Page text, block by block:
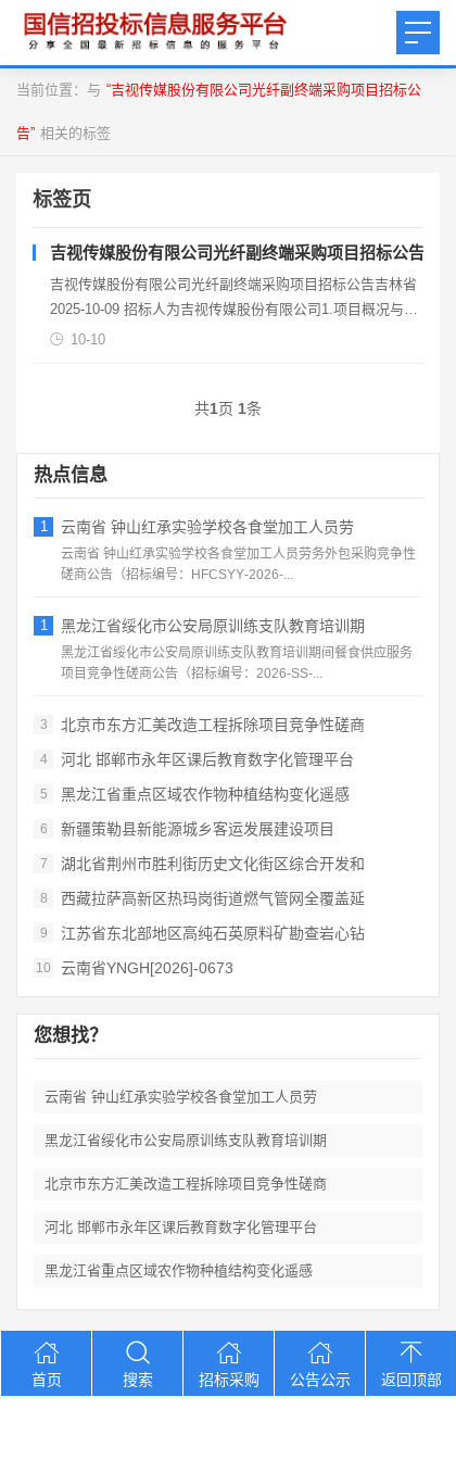
当前位置：与 “吉视传媒股份有限公司光纤副终端采购项目招标公
告” 相关的标签
标签页
吉视传媒股份有限公司光纤副终端采购项目招标公告
吉视传媒股份有限公司光纤副终端采购项目招标公告吉林省
2025-10-09 招标人为吉视传媒股份有限公司1.项目概况与招
标内容1.1项目概况项目名称：吉视传媒股份
10-10
共1页 1条
热点信息
1 云南省 钟山红承实验学校各食堂加工人员劳
云南省 钟山红承实验学校各食堂加工人员劳务外包采购竞争性
磋商公告（招标编号：HFCSYY‑2026‑...
1 黑龙江省绥化市公安局原训练支队教育培训期
黑龙江省绥化市公安局原训练支队教育培训期间餐食供应服务
项目竞争性磋商公告（招标编号：2026‑SS‑...
3 北京市东方汇美改造工程拆除项目竞争性磋商
4 河北 邯郸市永年区课后教育数字化管理平台
5 黑龙江省重点区域农作物种植结构变化遥感
6 新疆策勒县新能源城乡客运发展建设项目
7 湖北省荆州市胜利街历史文化街区综合开发和
8 西藏拉萨高新区热玛岗街道燃气管网全覆盖延
9 江苏省东北部地区高纯石英原料矿勘查岩心钻
10 云南省YNGH[2026]-0673
您想找？
云南省 钟山红承实验学校各食堂加工人员劳
黑龙江省绥化市公安局原训练支队教育培训期
北京市东方汇美改造工程拆除项目竞争性磋商
河北 邯郸市永年区课后教育数字化管理平台
黑龙江省重点区域农作物种植结构变化遥感
Copyright © 2012-2026 中招招标网 版权所有 网站备案号：京
ICP备2023026371号-2
首页 搜索 招标采购 公告公示 返回顶部